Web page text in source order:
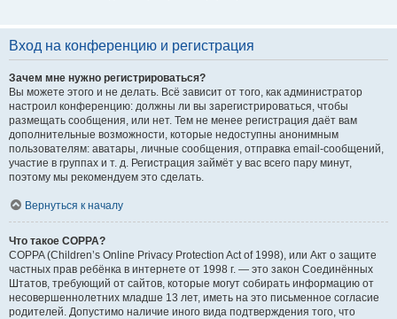
Вход на конференцию и регистрация
Зачем мне нужно регистрироваться?
Вы можете этого и не делать. Всё зависит от того, как администратор
настроил конференцию: должны ли вы зарегистрироваться, чтобы
размещать сообщения, или нет. Тем не менее регистрация даёт вам
дополнительные возможности, которые недоступны анонимным
пользователям: аватары, личные сообщения, отправка email-сообщений,
участие в группах и т. д. Регистрация займёт у вас всего пару минут,
поэтому мы рекомендуем это сделать.
Вернуться к началу
Что такое COPPA?
COPPA (Children’s Online Privacy Protection Act of 1998), или Акт о защите
частных прав ребёнка в интернете от 1998 г. — это закон Соединённых
Штатов, требующий от сайтов, которые могут собирать информацию от
несовершеннолетних младше 13 лет, иметь на это письменное согласие
родителей. Допустимо наличие иного вида подтверждения того, что